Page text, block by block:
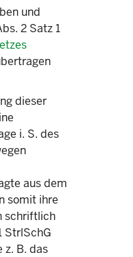
und
2 Satz 1
dieser
i. S. des
aus dem
somit ihre
schriftlich
StrlSchG
z. B. das